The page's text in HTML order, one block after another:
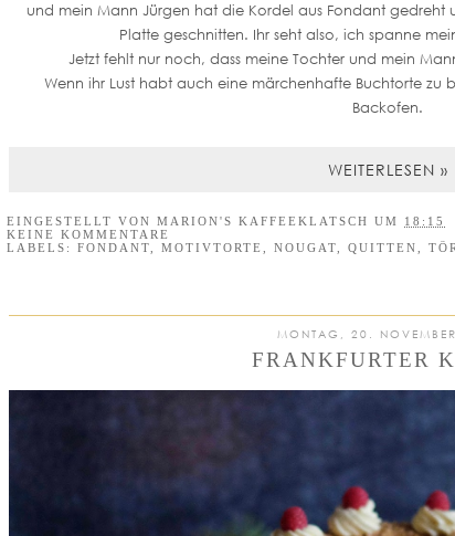
und mein Mann Jürgen hat die Kordel aus Fondant gedreht
Platte geschnitten. Ihr seht also, ich spanne
Jetzt fehlt nur noch, dass meine Tochter und mein
Wenn ihr Lust habt auch eine märchenhafte Buchtorte
Backofen.
WEITERLESEN »
EINGESTELLT VON MARION'S KAFFEEKLATSCH UM 18:15
KEINE KOMMENTARE
LABELS: FONDANT MOTIVTORTE NOUGAT QUITTEN
MONTAG, 20.
FRANKFURTER